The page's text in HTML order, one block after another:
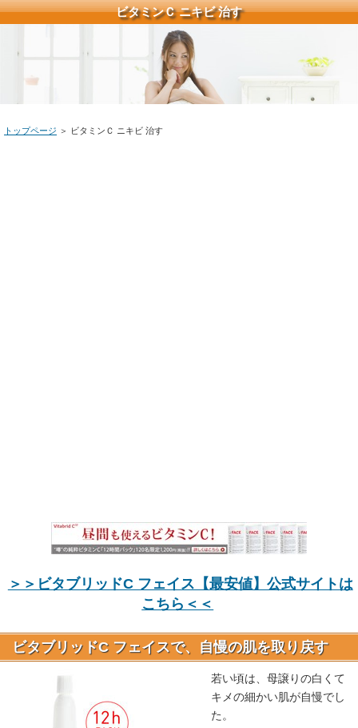
ビタミンＣ ニキビ 治す
トップページ ＞ ビタミンＣ ニキビ 治す
＞＞ビタブリッドC フェイス【最安値】公式サイトは
こちら＜＜
ビタブリッドC フェイスで、自慢の肌を取り戻す
若い頃は、母譲りの白くて
キメの細かい肌が自慢でし
た。